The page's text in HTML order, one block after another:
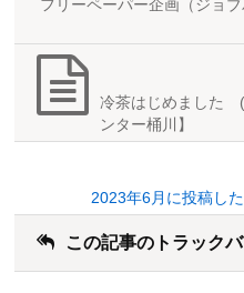
フリーペーパー企画（ジョ
冷茶はじめました
ンター桶川】
2023年6月に投稿し
この記事のトラック